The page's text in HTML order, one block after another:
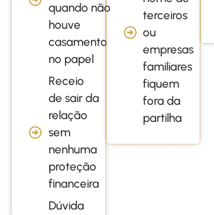
quando não
houve
casamento
no papel
Receio
de sair da
relação
sem
nenhuma
proteção
financeira
Dúvida
terceiros
ou
empresas
familiares
fiquem
fora da
partilha